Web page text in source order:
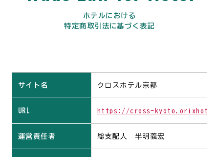
ホテルにおける
特定商取引法に基づく表記
サイト名 クロスホテル京都
URL https://cross-
運営責任者 総支配人 半明義宏